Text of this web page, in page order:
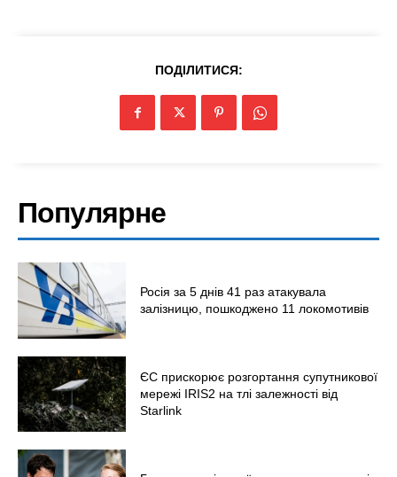
Меню
ПОДІЛИТИСЯ:
Популярне
Росія за 5 днів 41 раз атакувала
залізницю, пошкоджено 11 локомотивів
ЄС прискорює розгортання супутникової
мережі IRIS2 на тлі залежності від
Starlink